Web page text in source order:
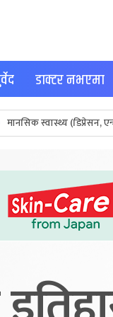
डाक्टर नभएमा
मानसिक स्वास्थ्य (डिप्रेसन,